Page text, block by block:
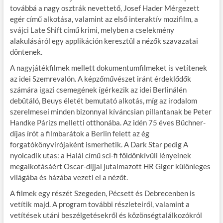
továbbá a nagy osztrák nevettető, Josef Hader Mérgezett
egér című alkotása, valamint az első interaktív mozifilm, a
svájci Late Shift című krimi, melyben a cselekmény
alakulásáról egy applikáción keresztül a nézők szavazatai
döntenek.
A nagyjátékfilmek mellett dokumentumfilmeket is vetítenek
az idei Szemrevalón. A képzőművészet iránt érdeklődők
számára igazi csemegének ígérkezik az idei Berlinálén
debütáló, Beuys életét bemutató alkotás, míg az irodalom
szerelmesei minden bizonnyal kíváncsian pillantanak be Peter
Handke Párizs melletti otthonába. Az idén 75 éves Büchner-
díjas írót a filmbarátok a Berlin felett az ég
forgatókönyvírójaként ismerhetik. A Dark Star pedig A
nyolcadik utas: a Halál című sci-fi földönkívüli lényeinek
megalkotásáért Oscar-díjjal jutalmazott HR Giger különleges
világába és házába vezeti el a nézőt.
A filmek egy részét Szegeden, Pécsett és Debrecenben is
vetítik majd. A program további részleteiről, valamint a
vetítések utáni beszélgetésekről és közönségtalálkozókról